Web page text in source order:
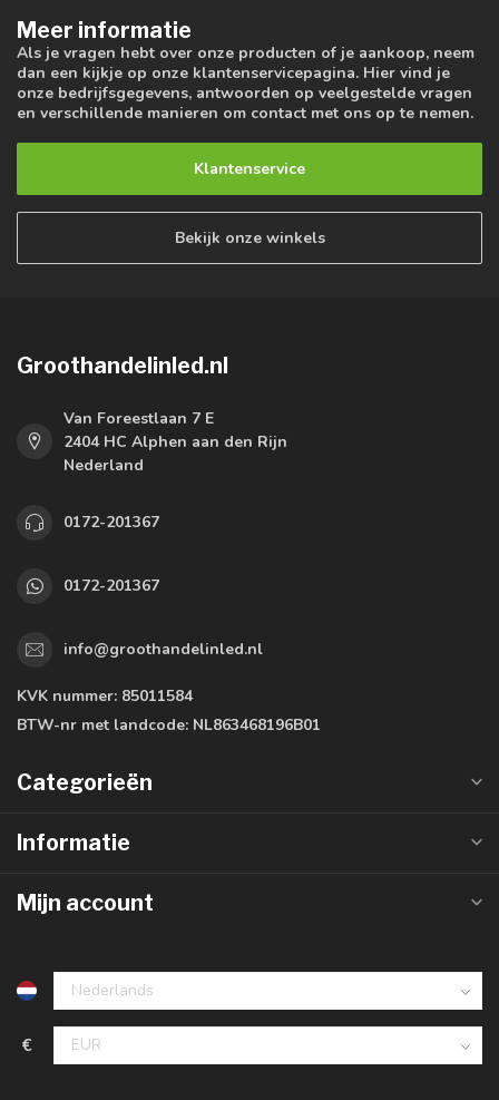
Meer informatie
Als je vragen hebt over onze producten of je aankoop, neem
dan een kijkje op onze klantenservicepagina. Hier vind je
onze bedrijfsgegevens, antwoorden op veelgestelde vragen
en verschillende manieren om contact met ons op te nemen.
Klantenservice
Bekijk onze winkels
Groothandelinled.nl
Van Foreestlaan 7 E
2404 HC Alphen aan den Rijn
Nederland
0172-201367
0172-201367
info@groothandelinled.nl
KVK nummer: 85011584
BTW-nr met landcode: NL863468196B01
Categorieën
Informatie
Mijn account
€